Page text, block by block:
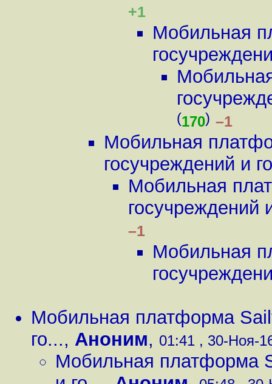
+1
Мобильная
(170) –1
Мобильная
госучреждений и
Мобильная
госучреждений
–1
Мобильная
Мобильная платформа
го..., Аноним, 01:41 , 30-Ноя-
Мобильная платформа